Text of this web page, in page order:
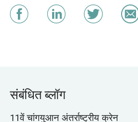
संबंधित ब्लॉग
11वें चांगयुआन अंतर्राष्ट्रीय क्रेन